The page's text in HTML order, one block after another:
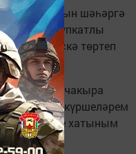
кичкырын шәһәргә
өр-яңа күпкатлы
белән өскә төртеп
бар. Сине чакыра
дип, күршеләрем
анда сине хатыным
диде.